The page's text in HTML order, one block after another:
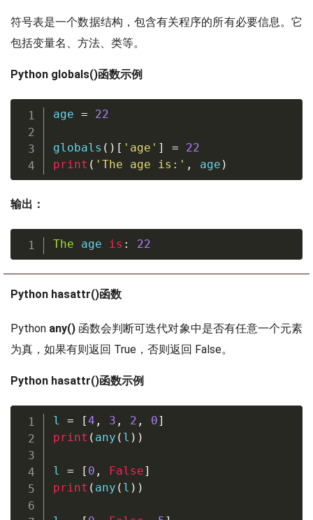
符号表是一个数据结构，包含有关程序的所有必要信息。它
包括变量名、方法、类等。
Python globals()函数示例
age = 22
globals ( ) [ 'age' ] =
22
print ( 'The age is:' , age )
输出：
The age is : 22
Python hasattr()函数
Python any() 函数会判断可迭代对象中是否有任意一个元素
为真，如果有则返回 True，否则返回 False。
Python hasattr()函数示例
l = [4 , 3 , 2 , 0]
print ( any ( l ) )
l = [ 0 , False]
print ( any ( l ) )